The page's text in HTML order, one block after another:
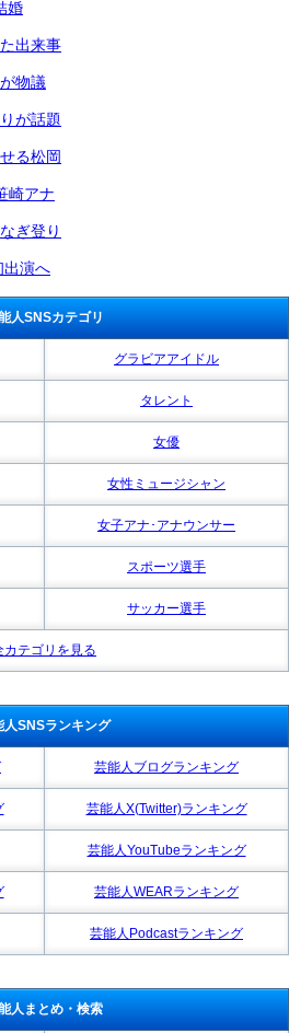
婚
出来事
物議
が話題
る松岡
崎アナ
ぎ登り
出演へ
人SNSカテゴリ
グラビアアイドル
タレント
女優
女性ミュージシャン
女子アナ･アナウンサー
スポーツ選手
サッカー選手
カテゴリを見る
人SNSランキング
芸能人ブログランキング
芸能人X(Twitter)ランキング
芸能人YouTubeランキング
芸能人WEARランキング
芸能人Podcastランキング
人まとめ・検索